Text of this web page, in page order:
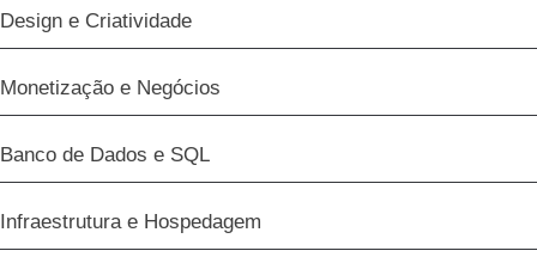
Design e Criatividade
Monetização e Negócios
Banco de Dados e SQL
Infraestrutura e Hospedagem